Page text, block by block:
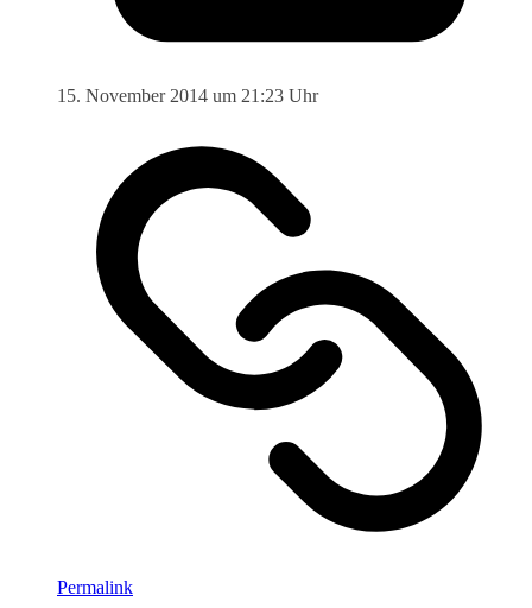
15. November 2014 um 21:23 Uhr
Permalink